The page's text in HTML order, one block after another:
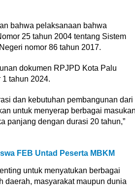
bahwa pelaksanaan bahwa
25 tahun 2004 tentang Sistem
nomor 86 tahun 2017.
dokumen RPJPD Kota Palu
tahun 2024.
dan kebutuhan pembangunan dari
untuk menyerap berbagai
panjang dengan durasi 20 tahun,”
FEB Untad Peserta MBKM
untuk menyatukan berbagai
daerah, masyarakat maupun dunia